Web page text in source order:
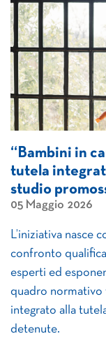
“Bambini in
tutela
studio
05 Maggio 2026
L’iniziativa nasce
confronto
esperti ed
quadro normativo
integrato alla
detenute.